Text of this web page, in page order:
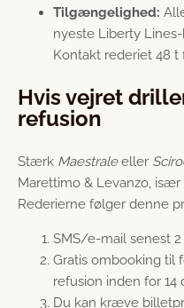
Tilgængelighed:
nyeste Liberty
Kontakt rederiet 48 t
Hvis vejret
refusion
Stærk Maestraleeller
Marettimo & Levanzo,
Rederierne følger denne
SMS/e-mail senest
Gratis ombooking til
refusion inden for 14
Du kan kræve